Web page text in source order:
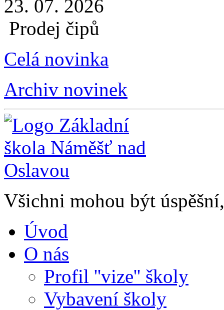
23. 07. 2026
Prodej čipů
Celá novinka
Archiv novinek
Všichni mohou být
Úvod
O nás
Profil ''vize'' školy
Vybavení školy